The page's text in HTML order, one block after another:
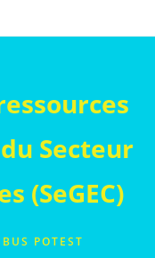
Secteur
(SeGEC)
POTEST